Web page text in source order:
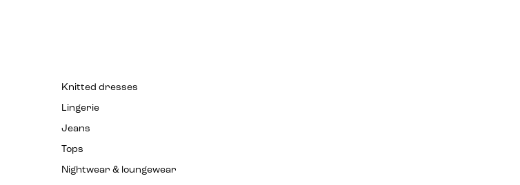
Knitted dresses
Lingerie
Jeans
Tops
Nightwear & loungewear